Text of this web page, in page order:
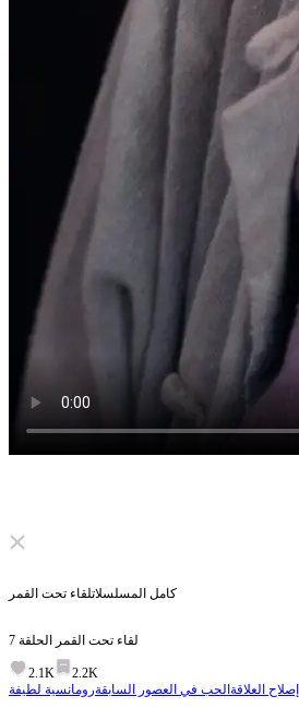
Click to unmute
أنا لم أخدع أحدًا
كامل المسلسلاتلقاء تحت القمر
لقاء تحت القمر الحلقة 7
2.1K
2.2K
إصلاح العلاقة الحب في العصور السابقةرومانسية لطيفة